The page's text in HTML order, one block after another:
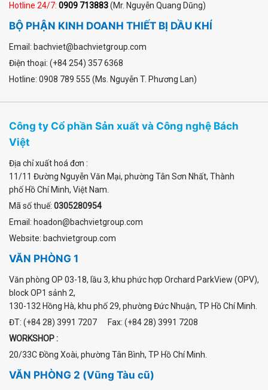
Hotline 24/7: 0909 713883(Mr. Nguyễn Quang Dũng)
BỘ PHẬN KINH DOANH THIẾT BỊ DẦU KHÍ
Email: bachviet@bachvietgroup.com
Điện thoại: (+84 254) 357 6368
Hotline: 0908 789 555 (Ms. Nguyễn T. Phương Lan)
Công ty Cổ phần Sản xuất và Công nghệ Bách
Việt
Địa chỉ xuất hoá đơn :
11/11 Đường Nguyễn Văn Mại, phường Tân Sơn Nhất, Thành
phố Hồ Chí Minh, Việt Nam.
Mã số thuế: 0305280954
Email: hoadon@bachvietgroup.com
Website: bachvietgroup.com
VĂN PHÒNG 1
Văn phòng OP 03-18, lầu 3, khu phức hợp Orchard ParkView (OPV),
block OP1 sảnh 2,
130-132 Hồng Hà, khu phố 29, phường Đức Nhuận, TP Hồ Chí Minh.
ĐT: (+84 28) 3991 7207 Fax: (+84 28) 3991 7208
WORKSHOP :
20/33C Đồng Xoài, phường Tân Bình, TP Hồ Chí Minh.
VĂN PHÒNG 2 (Vũng Tàu cũ)